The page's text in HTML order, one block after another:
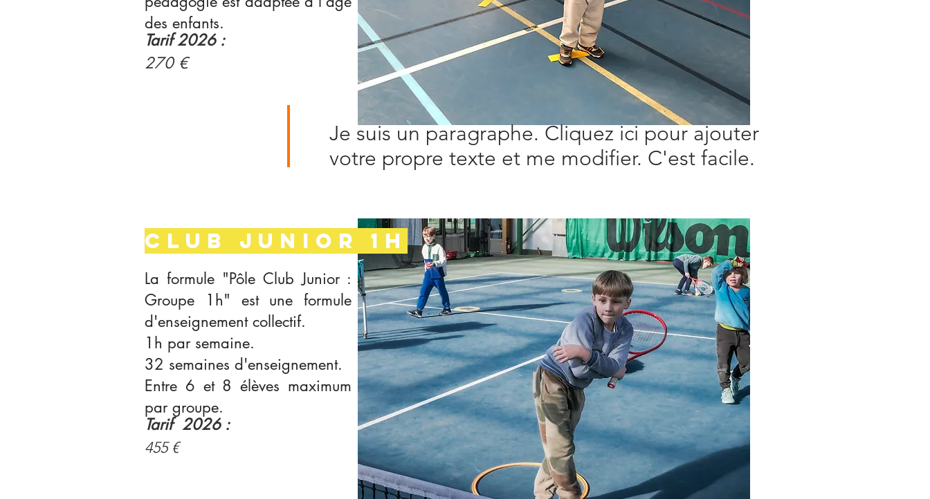
des enfants.
Tarif2026 :
270 €
Je suis un paragraphe. Cliquez ici pour ajouter
votre propre texte et me modifier. C'est facile.
La formule "Pôle Club Junior :
Groupe 1h" est une formule
d'enseignement collectif.
1h par semaine.
32 semaines d'enseignement.
Entre 6 et 8 élèves maximum
par groupe.
CLUB JUNIOR 1h
Tarif 2026 :
455 €